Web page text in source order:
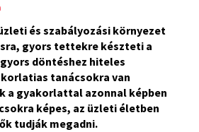
és szabályozási környezet
gyors tettekre készteti a
döntéshez hiteles
tanácsokra van
a gyakorlattal azonnal képben
képes, az üzleti életben
tudják megadni.